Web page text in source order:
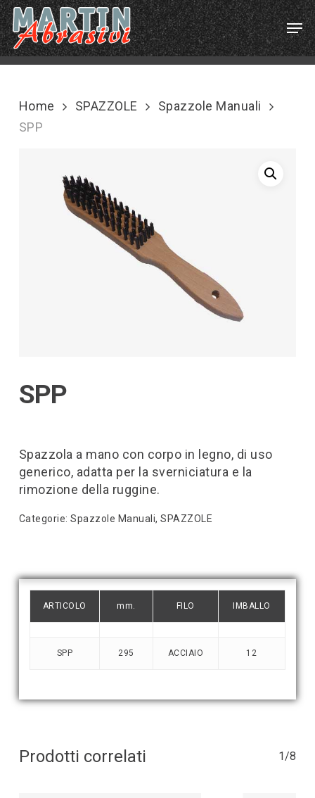
Skip
to
main
content
Home SPAZZOLE
Spazzole Manuali
SPP
SPP
Spazzola a mano con corpo in legno, di uso
generico, adatta per la sverniciatura e la
rimozione della ruggine.
Categorie:Spazzole Manuali,SPAZZOLE
ARTICOLO mm. FILO IMBALLO
SPP 295 ACCIAIO 12
Prodotti correlati 1/8
Menu